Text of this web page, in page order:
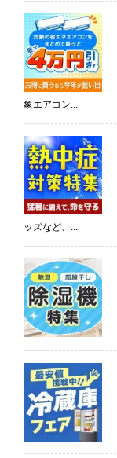
象エアコン...
ッズなど、...